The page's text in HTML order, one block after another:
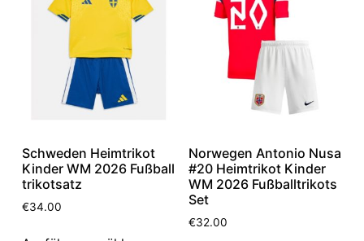
Schweden Heimtrikot
Kinder WM 2026 Fußball
trikotsatz
€34.00
Norwegen Antonio Nusa
#20 Heimtrikot Kinder
WM 2026 Fußballtrikots
Set
€32.00